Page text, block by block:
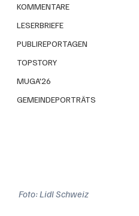
KOMMENTARE
LESERBRIEFE
PUBLIREPORTAGEN
TOPSTORY
MUGA'26
GEMEINDEPORTRÄTS
Foto: Lidl Schweiz